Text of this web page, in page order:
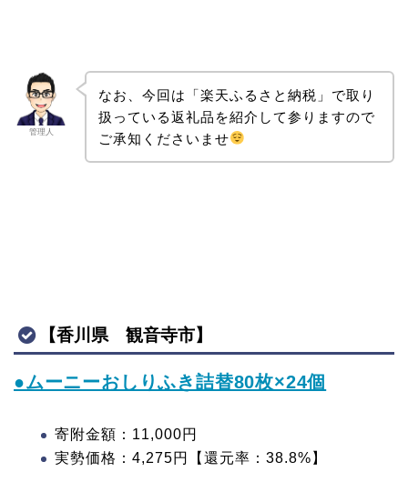
管理人
なお、今回は「楽天ふるさと納税」で取り
扱っている返礼品を紹介して参りますので
ご承知くださいませ
【香川県 観音寺市】
●ムーニーおしりふき詰替80枚×24個
寄附金額：11,000円
実勢価格：4,275円【還元率：38.8%】